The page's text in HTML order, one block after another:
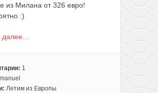
из Милана от 326 евро!
:)
далее…
1
manuel
Летим из Европы